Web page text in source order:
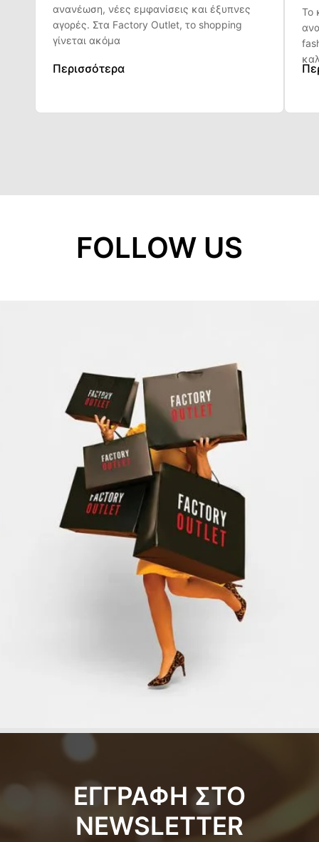
ανανέωση, νέες εμφανίσεις και έξυπνες
αγορές. Στα Factory Outlet, το shopping
γίνεται ακόμα
Περισσότερα
Το
FOLLOW US
ΕΓΓΡΑΦΗ ΣΤΟ
NEWSLETTER